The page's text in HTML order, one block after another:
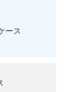
ース